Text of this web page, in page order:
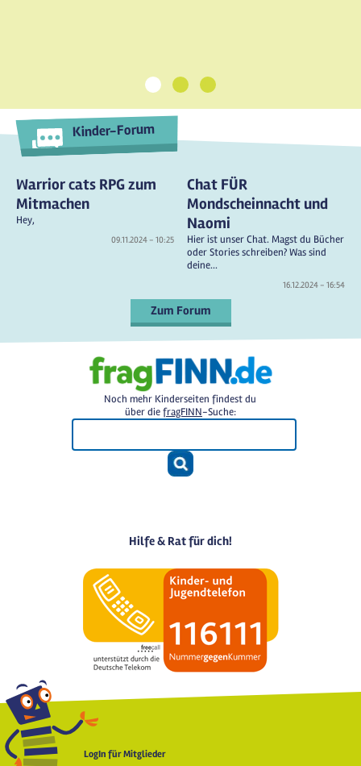
1 2 3
Kinder-Forum
Warrior cats RPG zum
Mitmachen
Hey,
09.11.2024 - 10:25
Chat FÜR
Mondscheinnacht und
Naomi
Hier ist unser Chat. Magst du Bücher
oder Stories schreiben? Was sind
deine...
16.12.2024 - 16:54
Zum Forum
Noch mehr Kinderseiten findest du
über diefragFINN-Suche:
Hilfe & Rat für dich!
LogIn für Mitglieder